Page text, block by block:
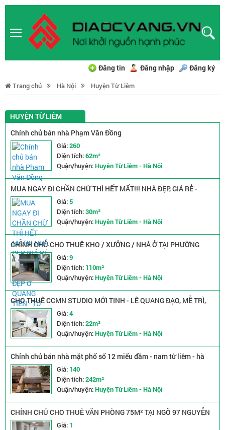
Đăng tin Đăng nhập Đăng ký
Trang chủ Hà Nội Huyện Từ Liêm
HUYỆN TỪ LIÊM
Chính chủ bán nhà Phạm Văn Đồng
Giá:260
Diện tích:62m²
Quận/huyện:Huyện Từ Liêm - Hà Nội
MUA NGAY ĐI CHẦN CHỪ THÌ HẾT MẤT!!! NHÀ ĐẸP, GIÁ RẺ -
FULL NỘI THẤT SIÊU ĐẸP Ở QUANG TIẾN - TỪ LIÊM
Giá:5
Diện tích:30m²
Quận/huyện:Huyện Từ Liêm - Hà Nội
CHÍNH CHỦ CHO THUÊ KHO / XƯỞNG / NHÀ Ở TẠI PHƯỜNG
THUỴ PHƯƠNG, QUẬN BẮC TỪ LIÊM, HÀ NỘI
Giá:9
Diện tích: 110m²
Quận/huyện:Huyện Từ Liêm - Hà Nội
CHO THUÊ CCMN STUDIO MỚI TINH - LÊ QUANG ĐẠO, MỄ TRÌ,
HÀ NỘI
Giá:4
Diện tích:22m²
Quận/huyện:Huyện Từ Liêm - Hà Nội
Chỉnh chủ bán nhà mặt phố số 12 miếu đầm - nam từ liêm - hà
nội
Giá: 140
Diện tích:242m²
Quận/huyện:Huyện Từ Liêm - Hà Nội
CHÍNH CHỦ CHO THUÊ VĂN PHÒNG 75M² TẠI NGÕ 97 NGUYỄN
ĐỔNG CHI, PHƯỜNG CẦU DIỄN, NAM TỪ LIÊM, HÀ NỘI
Giá: 1